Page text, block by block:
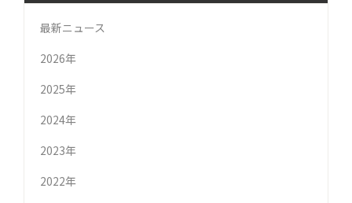
最新ニュース
2026年
2025年
2024年
2023年
2022年